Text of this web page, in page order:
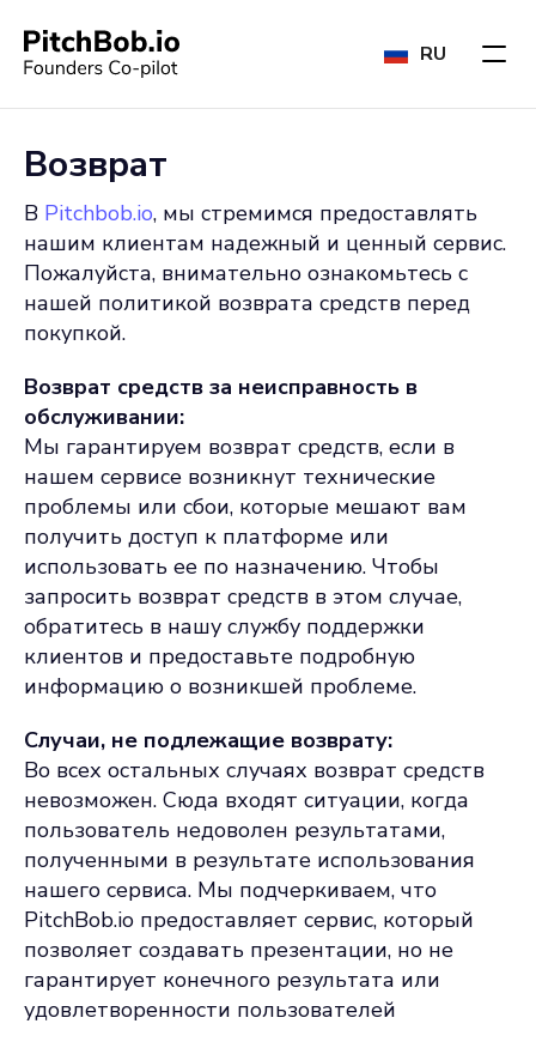
RU
Возврат
В Pitchbob.io, мы стремимся предоставлять
нашим клиентам надежный и ценный сервис.
Пожалуйста, внимательно ознакомьтесь с
нашей политикой возврата средств перед
покупкой.
Возврат средств за неисправность в
обслуживании:
Мы гарантируем возврат средств, если в
нашем сервисе возникнут технические
проблемы или сбои, которые мешают вам
получить доступ к платформе или
использовать ее по назначению. Чтобы
запросить возврат средств в этом случае,
обратитесь в нашу службу поддержки
клиентов и предоставьте подробную
информацию о возникшей проблеме.
Случаи, не подлежащие возврату:
Во всех остальных случаях возврат средств
невозможен. Сюда входят ситуации, когда
пользователь недоволен результатами,
полученными в результате использования
нашего сервиса. Мы подчеркиваем, что
PitchBob.io предоставляет сервис, который
позволяет создавать презентации, но не
гарантирует конечного результата или
удовлетворенности пользователей